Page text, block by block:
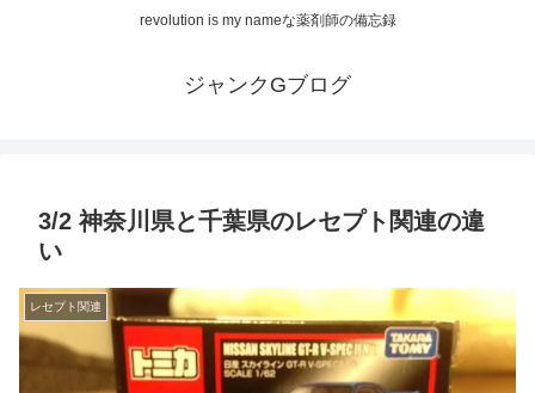
revolution is my nameな薬剤師の備忘録
ジャンクGブログ
3/2 神奈川県と千葉県のレセプト関連の違
い
レセプト関連